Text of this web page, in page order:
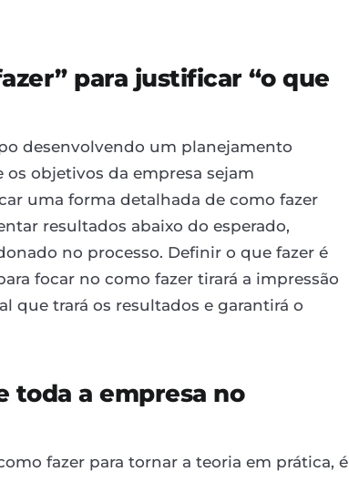
para justificar “o que
desenvolvendo um planejamento
objetivos da empresa sejam
uma forma detalhada de como fazer
resultados abaixo do esperado,
no processo. Definir o que fazer é
focar no como fazer tirará a impressão
que trará os resultados e garantirá o
toda a empresa no
fazer para tornar a teoria em prática, é